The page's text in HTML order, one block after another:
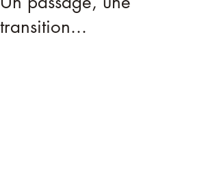
transition...